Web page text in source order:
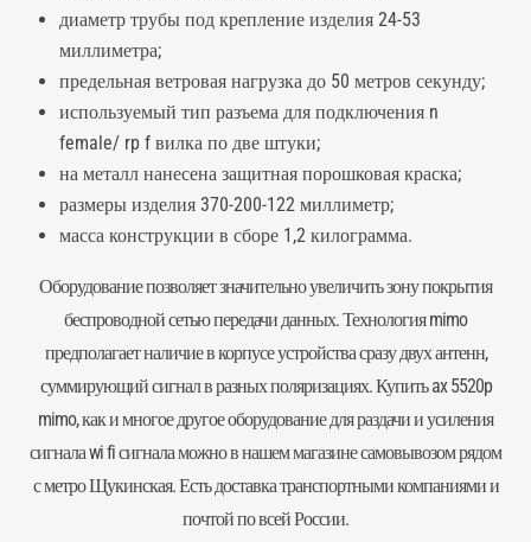
диаметр трубы под крепление изделия 24-53
миллиметра;
предельная ветровая нагрузка до 50 метров секунду;
используемый тип разъема для подключения n
female/ rp f вилка по две штуки;
на металл нанесена защитная порошковая краска;
размеры изделия 370-200-122 миллиметр;
масса конструкции в сборе 1,2 килограмма.
Оборудование позволяет значительно увеличить зону покрытия
беспроводной сетью передачи данных. Технология mimo
предполагает наличие в корпусе устройства сразу двух антенн,
суммирующий сигнал в разных поляризациях. Купить ax 5520p
mimo, как и многое другое оборудование для раздачи и усиления
сигнала wi fi сигнала можно в нашем магазине самовывозом рядом
с метро Щукинская. Есть доставка транспортными компаниями и
почтой по всей России.